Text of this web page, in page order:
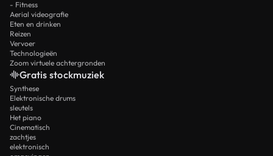
- Fitness
Aerial videografie
Eten en drinken
Reizen
Vervoer
Technologieën
Zoom virtuele achtergronden
Gratis stockmuziek
Synthese
Elektronische drums
sleutels
Het piano
Cinematisch
zachtjes
elektronisch